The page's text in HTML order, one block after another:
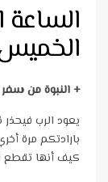
الساعة
+ النبوة من سفر
يعود الرب
بارادتكم مرة
كيف أنها تقطع